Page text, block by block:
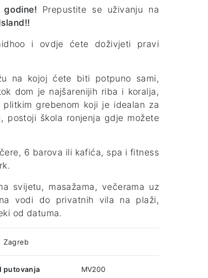
Prepustite se uživanju na
i ovdje ćete doživjeti pravi
na kojoj ćete biti potpuno sami,
dom je najšarenijih riba i koralja,
grebenom koji je idealan za
postoji škola ronjenja gdje možete
6 barova ili kafića, spa i fitness
svijetu, masažama, večerama uz
vodi do privatnih vila na plaži,
od datuma.
Zagreb
putovanja
MV200